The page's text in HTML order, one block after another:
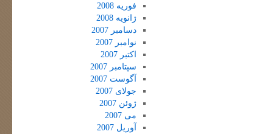
فوریه 2008
ژانویه 2008
دسامبر 2007
نوامبر 2007
اکتبر 2007
سپتامبر 2007
آگوست 2007
جولای 2007
ژوئن 2007
می 2007
آوریل 2007